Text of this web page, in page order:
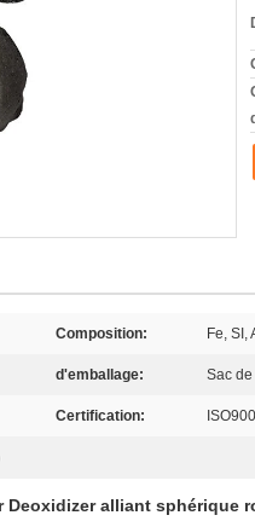
Composition: Fe, SI,
d'emballage: Sac
Certification:
alliant sphérique